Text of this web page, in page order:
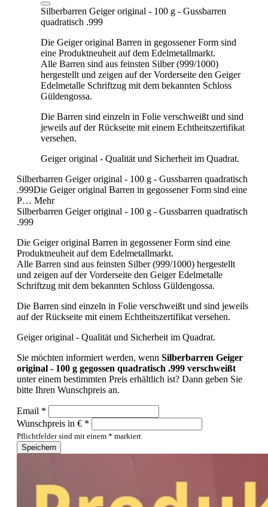
Silberbarren Geiger original - 100 g - Gussbarren
quadratisch .999
Die Geiger original Barren in gegossener Form sind
eine Produktneuheit auf dem Edelmetallmarkt.
Alle Barren sind aus feinsten Silber (999/1000)
hergestellt und zeigen auf der Vorderseite den Geiger
Edelmetalle Schriftzug mit dem bekannten Schloss
Güldengossa.
Die Barren sind einzeln in Folie verschweißt und sind
jeweils auf der Rückseite mit einem Echtheitszertifikat
versehen.
Geiger original - Qualität und Sicherheit im Quadrat.
Silberbarren Geiger original - 100 g - Gussbarren quadratisch
.999Die Geiger original Barren in gegossener Form sind eine
P… Mehr
Silberbarren Geiger original - 100 g - Gussbarren quadratisch
.999
Die Geiger original Barren in gegossener Form sind eine
Produktneuheit auf dem Edelmetallmarkt.
Alle Barren sind aus feinsten Silber (999/1000) hergestellt
und zeigen auf der Vorderseite den Geiger Edelmetalle
Schriftzug mit dem bekannten Schloss Güldengossa.
Die Barren sind einzeln in Folie verschweißt und sind jeweils
auf der Rückseite mit einem Echtheitszertifikat versehen.
Geiger original - Qualität und Sicherheit im Quadrat.
Sie möchten informiert werden, wenn Silberbarren Geiger
original - 100 g gegossen quadratisch .999 verschweißt
unter einem bestimmten Preis erhältlich ist? Dann geben Sie
bitte Ihren Wunschpreis an.
Email *
Wunschpreis in € *
Pflichtfelder sind mit einem * markiert
Speichern